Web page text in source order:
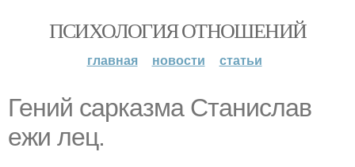
ПСИХОЛОГИЯ ОТНОШЕНИЙ
главная новости статьи
Гений сарказма Станислав
ежи лец.